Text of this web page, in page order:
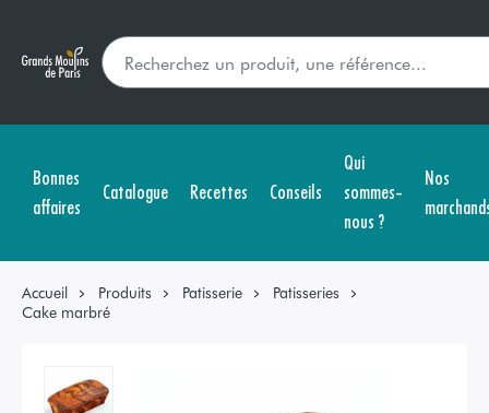
Bonnes
affaires
Catalogue Recettes Conseils
Qui
sommes-
nous ?
Nos
Accueil Produits Patisserie
Patisseries
Cake marbré